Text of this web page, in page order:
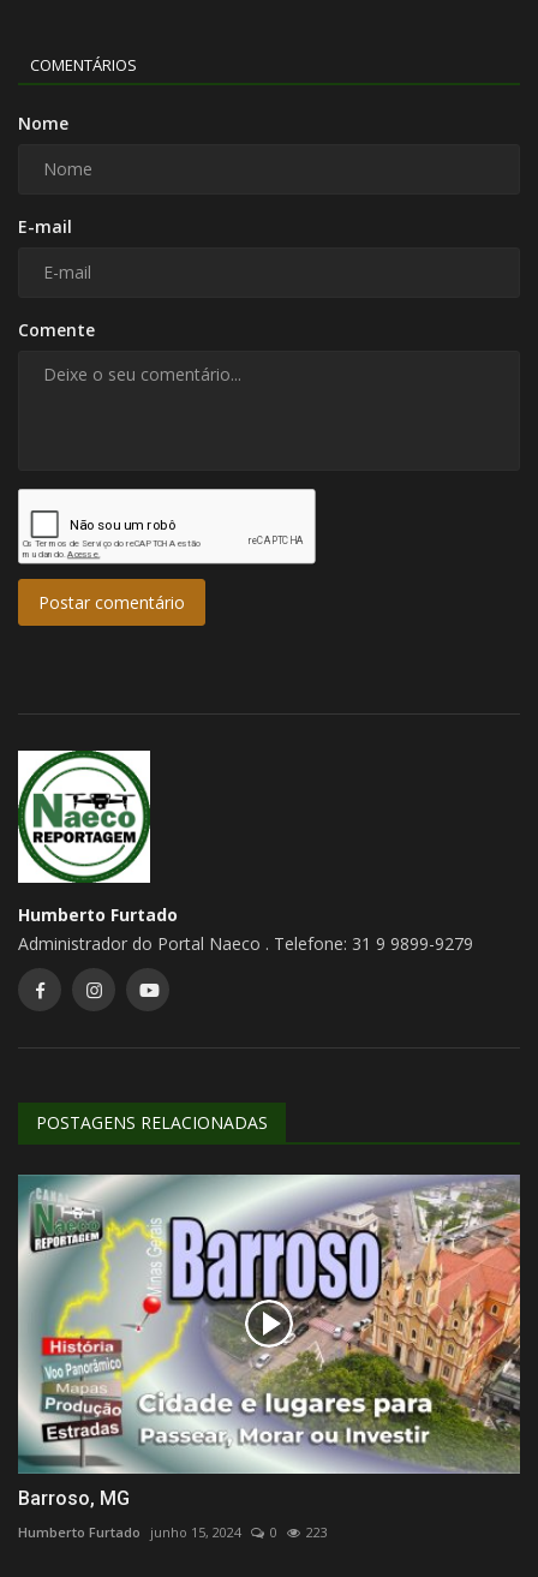
COMENTÁRIOS
Nome
E-mail
Comente
Postar comentário
Humberto Furtado
Administrador do Portal Naeco . Telefone: 31 9 9899-9279
POSTAGENS RELACIONADAS
Barroso, MG
Humberto Furtado junho 15, 2024 0 223